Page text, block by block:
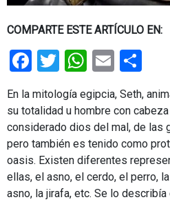
COMPARTE ESTE ARTÍCULO EN:
Facebook
TwitterEmail
En la mitología egipcia, Seth,
su totalidad u hombre con
considerado dios del mal, de las
pero también es tenido como
oasis. Existen diferentes
ellas, el asno, el cerdo, el perro,
asno, la jirafa, etc. Se lo